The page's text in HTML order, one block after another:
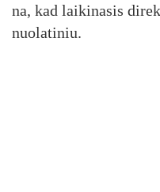
na, kad lai­ki­na­sis
nuo­la­ti­niu.